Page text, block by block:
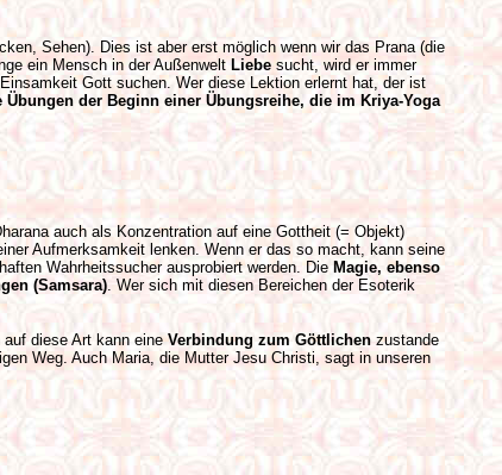
Sehen). Dies ist aber erst möglich wenn wir das Prana (die
ein Mensch in der Außenwelt Liebe sucht, wird er immer
Gott suchen. Wer diese Lektion erlernt hat, der ist
Übungen der Beginn einer Übungsreihe, die im Kriya-Yoga
auch als Konzentration auf eine Gottheit (= Objekt)
Aufmerksamkeit lenken. Wenn er das so macht, kann seine
Wahrheitssucher ausprobiert werden. Die Magie, ebenso
(Samsara). Wer sich mit diesen Bereichen der Esoterik
auf diese Art kann eineVerbindung zum Göttlichen zustande
Weg. Auch Maria, die Mutter Jesu Christi, sagt in unseren